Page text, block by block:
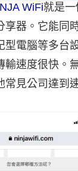
WiFi就是
享器。它能同
型電腦等多台
輸速度很快。
常見公司達到